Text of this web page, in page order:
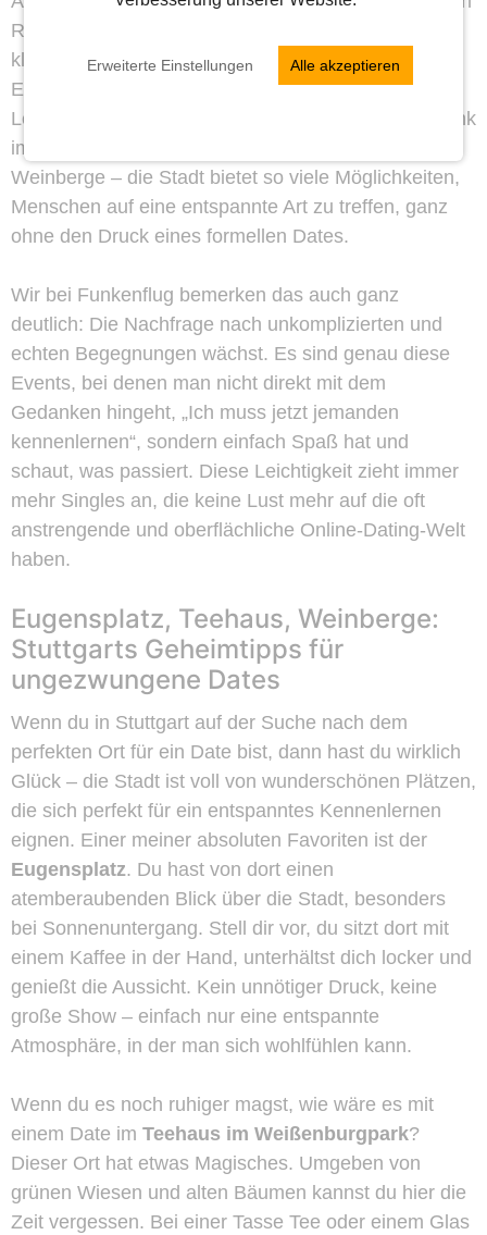
Erweiterte Einstellungen Alle akzeptieren
Richtung Offline-Dating. Es muss nicht immer das
klassische „Date“ sein. Oft reicht ein entspanntes
Event, bei dem man in lockerer Atmosphäre neue
Leute kennenlernen kann. Ob es ein After-Work-Drink
im Bohnenviertel ist oder eine Wanderung durch die
Weinberge – die Stadt bietet so viele Möglichkeiten,
Menschen auf eine entspannte Art zu treffen, ganz
ohne den Druck eines formellen Dates.
Wir bei Funkenflug bemerken das auch ganz
deutlich: Die Nachfrage nach unkomplizierten und
echten Begegnungen wächst. Es sind genau diese
Events, bei denen man nicht direkt mit dem
Gedanken hingeht, „Ich muss jetzt jemanden
kennenlernen“, sondern einfach Spaß hat und
schaut, was passiert. Diese Leichtigkeit zieht immer
mehr Singles an, die keine Lust mehr auf die oft
anstrengende und oberflächliche Online-Dating-Welt
haben.
Eugensplatz, Teehaus, Weinberge:
Stuttgarts Geheimtipps für
ungezwungene Dates
Wenn du in Stuttgart auf der Suche nach dem
perfekten Ort für ein Date bist, dann hast du wirklich
Glück – die Stadt ist voll von wunderschönen Plätzen,
die sich perfekt für ein entspanntes Kennenlernen
eignen. Einer meiner absoluten Favoriten ist der
Eugensplatz. Du hast von dort einen
atemberaubenden Blick über die Stadt, besonders
bei Sonnenuntergang. Stell dir vor, du sitzt dort mit
einem Kaffee in der Hand, unterhältst dich locker und
genießt die Aussicht. Kein unnötiger Druck, keine
große Show – einfach nur eine entspannte
Atmosphäre, in der man sich wohlfühlen kann.
Wenn du es noch ruhiger magst, wie wäre es mit
einem Date im Teehaus im Weißenburgpark?
Dieser Ort hat etwas Magisches. Umgeben von
grünen Wiesen und alten Bäumen kannst du hier die
Zeit vergessen. Bei einer Tasse Tee oder einem Glas